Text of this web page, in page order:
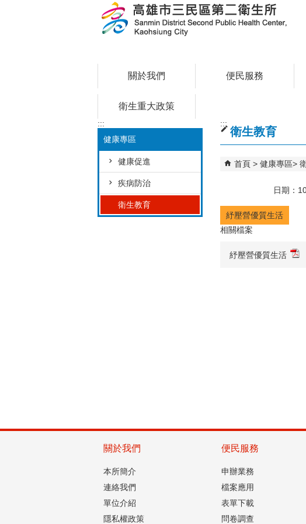
關於我們 便民服務
衛生重大政策
:::
健康專區
健康促進
疾病防治
衛生教育
:::
衛生教育
首頁 健康專區
日期：
紓壓營優質生活
相關檔案
紓壓營優質生活
關於我們
本所簡介
連絡我們
單位介紹
隱私權政策
便民服務
申辦業務
檔案應用
表單下載
問卷調查